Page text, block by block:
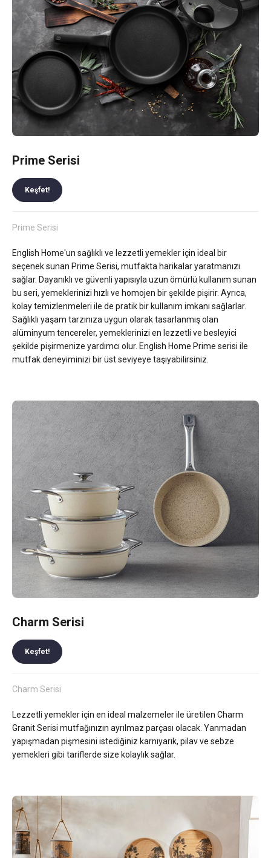
Prime Serisi
Keşfet!
Prime Serisi
English Home'un sağlıklı ve lezzetli yemekler için ideal bir
seçenek sunan Prime Serisi, mutfakta harikalar yaratmanızı
sağlar. Dayanıklı ve güvenli yapısıyla uzun ömürlü kullanım sunan
bu seri, yemeklerinizi hızlı ve homojen bir şekilde pişirir. Ayrıca,
kolay temizlenmeleri ile de pratik bir kullanım imkanı sağlarlar.
Sağlıklı yaşam tarzınıza uygun olarak tasarlanmış olan
alüminyum tencereler, yemeklerinizi en lezzetli ve besleyici
şekilde pişirmenize yardımcı olur. English Home Prime serisi ile
mutfak deneyiminizi bir üst seviyeye taşıyabilirsiniz.
Charm Serisi
Keşfet!
Charm Serisi
Lezzetli yemekler için en ideal malzemeler ile üretilen Charm
Granit Serisi mutfağınızın ayrılmaz parçası olacak. Yanmadan
yapışmadan pişmesini istediğiniz karnıyarık, pilav ve sebze
yemekleri gibi tariflerde size kolaylık sağlar.